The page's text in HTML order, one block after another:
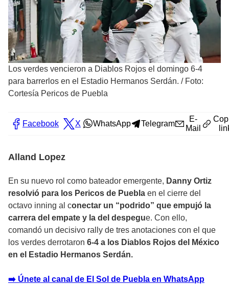
Los verdes vencieron a Diablos Rojos el domingo 6-4
para barrerlos en el Estadio Hermanos Serdán. / Foto:
Cortesía Pericos de Puebla
Facebook X WhatsApp Telegram
E-
Mail
Alland Lopez
En su nuevo rol como bateador emergente, Danny Ortiz
resolvió para los Pericos de Puebla en el cierre del
octavo inning al conectar un “podrido” que empujó la
carrera del empate y la del despegue. Con ello,
comandó un decisivo rally de tres anotaciones con el que
los verdes derrotaron 6-4 a los Diablos Rojos del México
en el Estadio Hermanos Serdán.
➡️ Únete al canal de El Sol de Puebla en WhatsApp